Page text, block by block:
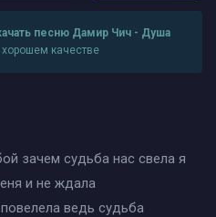
песню Дамир Чич - Душа
качестве
зачем судьба нас свела я
и не ждала
ведь судьба